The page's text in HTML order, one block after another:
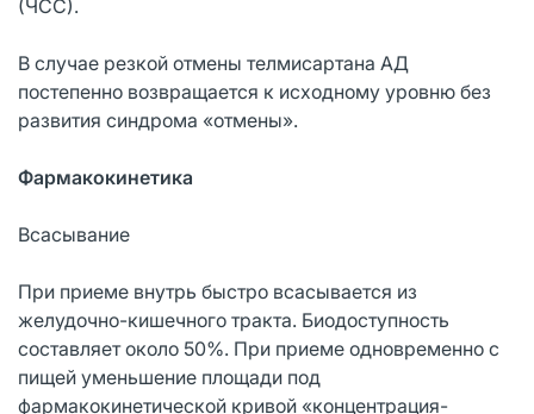
(ЧСС).
В случае резкой отмены телмисартана АД
постепенно возвращается к исходному уровню без
развития синдрома «отмены».
Фармакокинетика
Всасывание
При приеме внутрь быстро всасывается из
желудочно-кишечного тракта. Биодоступность
составляет около 50%. При приеме одновременно с
пищей уменьшение площади под
фармакокинетической кривой «концентрация-